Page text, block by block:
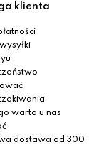
klienta
warto u nas
dostawa od 300